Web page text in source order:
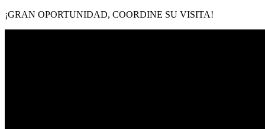
¡GRAN OPORTUNIDAD, COORDINE SU VISITA!